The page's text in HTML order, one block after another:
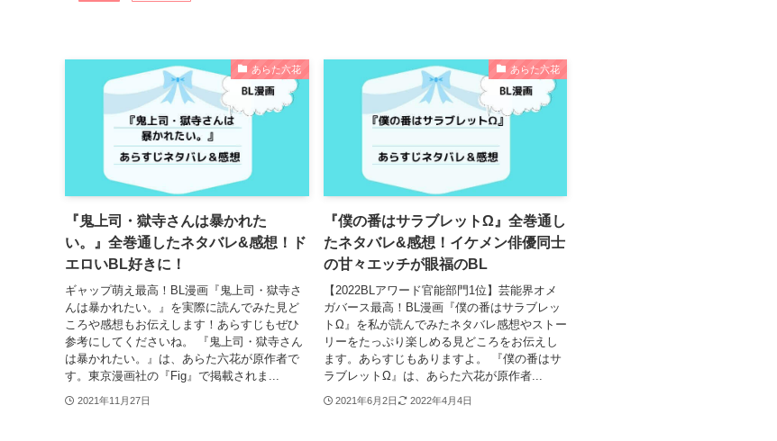
あらた六花
『鬼上司・獄寺さんは暴かれた
い。』全巻通したネタバレ&感想！ド
エロいBL好きに！
ギャップ萌え最高！BL漫画『鬼上司・獄寺さ
んは暴かれたい。』を実際に読んでみた見ど
ころや感想もお伝えします！あらすじもぜひ
参考にしてくださいね。 『鬼上司・獄寺さん
は暴かれたい。』は、あらた六花が原作者で
す。東京漫画社の『Fig』で掲載されま...
2021年11月27日
あらた六花
『僕の番はサラブレットΩ』全巻通し
たネタバレ&感想！イケメン俳優同士
の甘々エッチが眼福のBL
【2022BLアワード官能部門1位】芸能界オメ
ガバース最高！BL漫画『僕の番はサラブレッ
トΩ』を私が読んでみたネタバレ感想やストー
リーをたっぷり楽しめる見どころをお伝えし
ます。あらすじもありますよ。 『僕の番はサ
ラブレットΩ』は、あらた六花が原作者...
2021年6月2日 2022年4月4日